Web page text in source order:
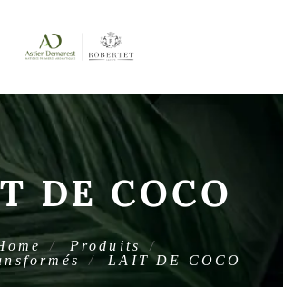
DE COCO
Produits
LAIT DE COCO